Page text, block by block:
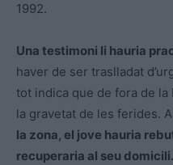
1992.
Una testimoni li hauria
haver de ser traslladat
tot indica que de fora de la
la gravetat de les ferides. A
la zona, el jove hauria
recuperaria al seu domicili.